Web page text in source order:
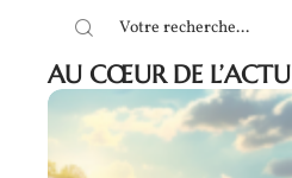
AU CŒUR DE L’ACTU